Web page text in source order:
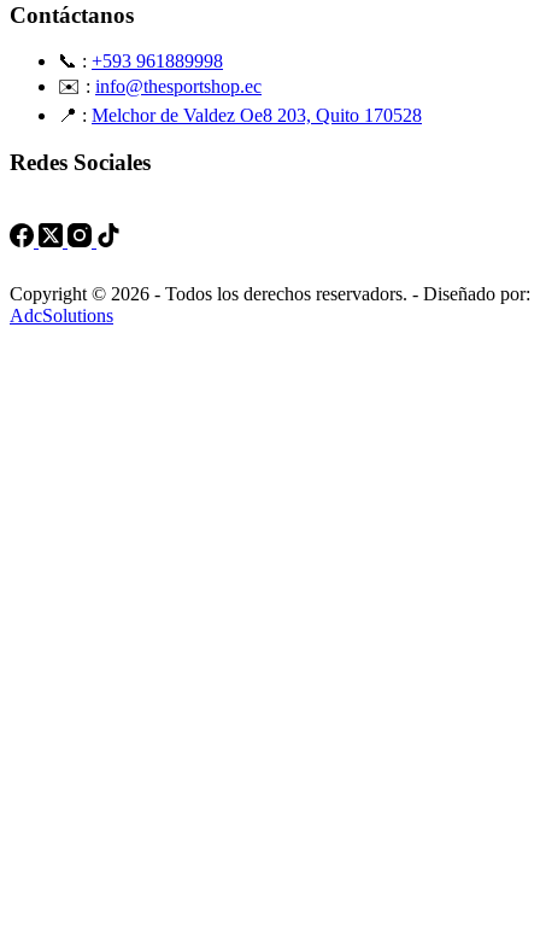
Contáctanos
📞 : +593 961889998
✉️ : info@thesportshop.ec
📍 : Melchor de Valdez Oe8 203, Quito 170528
Redes Sociales
Copyright © 2026 - Todos los derechos reservadors. - Diseñado por:
AdcSolutions